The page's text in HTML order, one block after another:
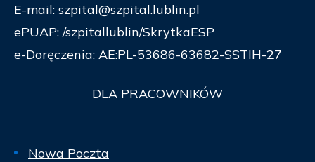
E-mail: szpital@szpital.lublin.pl
ePUAP: /szpitallublin/SkrytkaESP
e-Doręczenia: AE:PL-53686-63682-SSTIH-27
DLA PRACOWNIKÓW
Nowa Poczta